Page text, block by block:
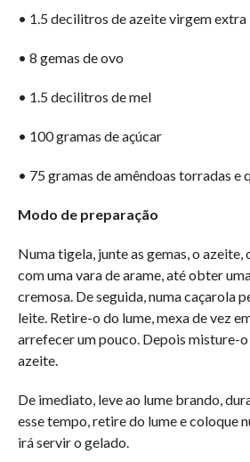
• 1.5 decilitros de azeite virgem extra
• 8 gemas de ovo
• 1.5 decilitros de mel
• 100 gramas de açúcar
• 75 gramas de amêndoas torradas e
Modo de preparação
Numa tigela, junte as gemas, o azeite,
com uma vara de arame, até obter
cremosa. De seguida, numa caçarola
leite. Retire-o do lume, mexa de vez
arrefecer um pouco. Depois misture-o
azeite.
De imediato, leve ao lume brando,
esse tempo, retire do lume e coloque
irá servir o gelado.